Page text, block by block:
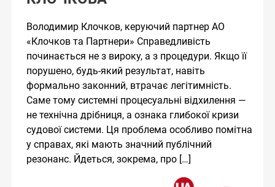
Володимир Клочков, керуючий партнер АО
«Клочков та Партнери» Справедливість
починається не з вироку, а з процедури. Якщо її
порушено, будь-який результат, навіть
формально законний, втрачає легітимність.
Саме тому системні процесуальні відхилення —
не технічна дрібниця, а ознака глибокої кризи
судової системи. Ця проблема особливо помітна
у справах, які мають значний публічний
резонанс. Йдеться, зокрема, про […]